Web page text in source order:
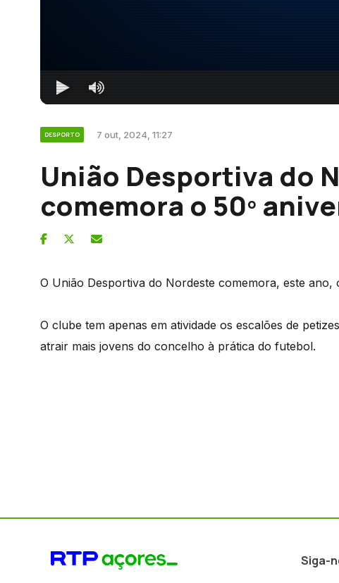
DESPORTO 7 out, 2024, 11:27
União Desportiva do
comemora o 50º
O União Desportiva do Nordeste comemora, este ano,
O clube tem apenas em atividade os escalões de
atrair mais jovens do concelho à prática do futebol.
Siga-